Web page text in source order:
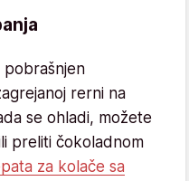
pobrašnjen
rerni na
se ohladi, možete
preliti čokoladnom
za kolače sa